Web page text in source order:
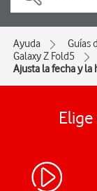
Ayuda Guías
Galaxy Z Fold5
Ajusta la fecha y la